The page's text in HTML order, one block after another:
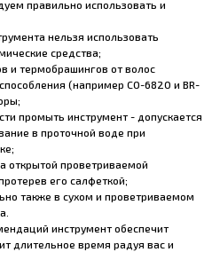
правильно использовать и
нельзя использовать
средства;
и термобрашингов от волос
(например CO-6820 и BR-
промыть инструмент - допускается
в проточной воде при
открытой проветриваемой
его салфеткой;
также в сухом и проветриваемом
инструмент обеспечит
длительное время радуя вас и